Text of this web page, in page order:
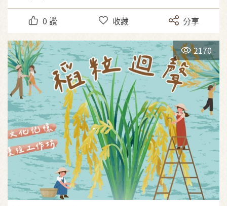
0 讚 收藏 分享
2170